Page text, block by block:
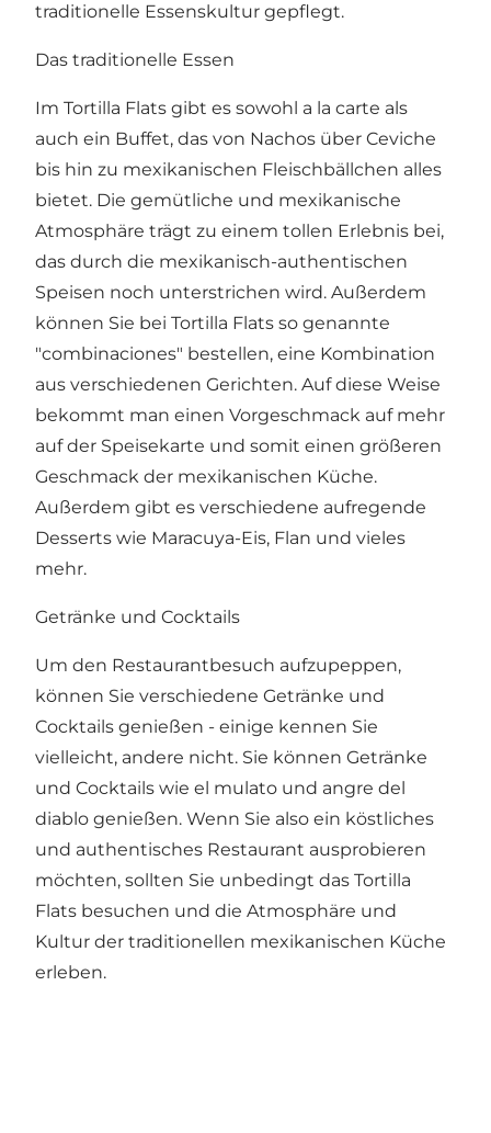
traditionelle Essenskultur gepflegt.
Das traditionelle Essen
Im Tortilla Flats gibt es sowohl a la carte als
auch ein Buffet, das von Nachos über Ceviche
bis hin zu mexikanischen Fleischbällchen alles
bietet. Die gemütliche und mexikanische
Atmosphäre trägt zu einem tollen Erlebnis bei,
das durch die mexikanisch-authentischen
Speisen noch unterstrichen wird. Außerdem
können Sie bei Tortilla Flats so genannte
"combinaciones" bestellen, eine Kombination
aus verschiedenen Gerichten. Auf diese Weise
bekommt man einen Vorgeschmack auf mehr
auf der Speisekarte und somit einen größeren
Geschmack der mexikanischen Küche.
Außerdem gibt es verschiedene aufregende
Desserts wie Maracuya-Eis, Flan und vieles
mehr.
Getränke und Cocktails
Um den Restaurantbesuch aufzupeppen,
können Sie verschiedene Getränke und
Cocktails genießen - einige kennen Sie
vielleicht, andere nicht. Sie können Getränke
und Cocktails wie el mulato und angre del
diablo genießen. Wenn Sie also ein köstliches
und authentisches Restaurant ausprobieren
möchten, sollten Sie unbedingt das Tortilla
Flats besuchen und die Atmosphäre und
Kultur der traditionellen mexikanischen Küche
erleben.